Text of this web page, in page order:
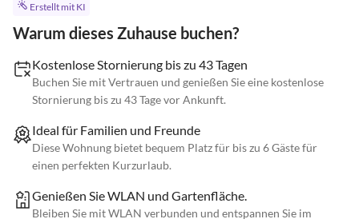
Erstellt mit KI
Warum dieses Zuhause buchen?
Kostenlose Stornierung bis zu 43 Tagen
Buchen Sie mit Vertrauen und genießen Sie eine kostenlose
Stornierung bis zu 43 Tage vor Ankunft.
Ideal für Familien und Freunde
Diese Wohnung bietet bequem Platz für bis zu 6 Gäste für
einen perfekten Kurzurlaub.
Genießen Sie WLAN und Gartenfläche.
Bleiben Sie mit WLAN verbunden und entspannen Sie im